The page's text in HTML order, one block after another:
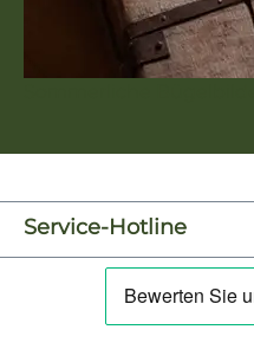
Service-Hotline